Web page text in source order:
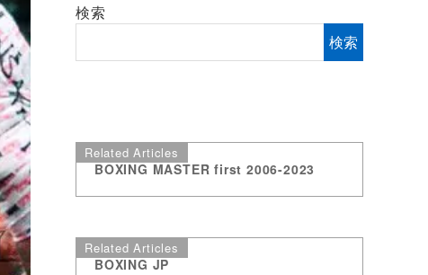
検索
検索
Related Articles
BOXING MASTER first 2006-2023
Related Articles
BOXING JP